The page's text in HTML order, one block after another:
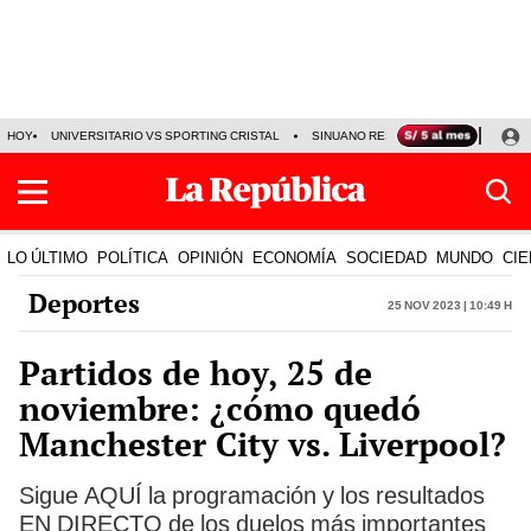
HOY UNIVERSITARIO VS SPORTING CRISTAL SINUANO RESULTADOS HOY
LO ÚLTIMO POLÍTICA OPINIÓN ECONOMÍA SOCIEDAD MUNDO
Deportes 25 Nov 2023 | 10:49 h
Partidos de hoy, 25 de
noviembre: ¿cómo quedó
Manchester City vs. Liverpool?
Sigue AQUÍ la programación y los resultados
EN DIRECTO de los duelos más importantes